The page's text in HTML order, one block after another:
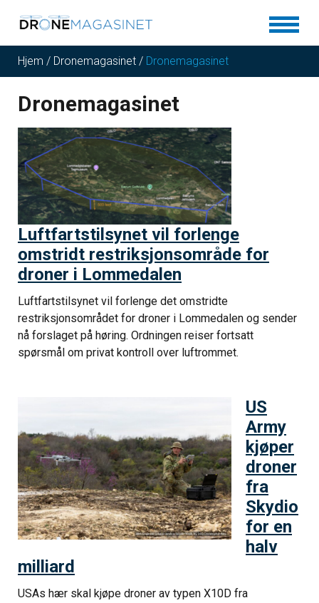
Hjem / Dronemagasinet / Dronemagasinet
Dronemagasinet
Luftfartstilsynet vil forlenge
omstridt restriksjonsområde for
droner i Lommedalen
Luftfartstilsynet vil forlenge det omstridte
restriksjonsområdet for droner i Lommedalen og sender
nå forslaget på høring. Ordningen reiser fortsatt
spørsmål om privat kontroll over luftrommet.
US
Army
kjøper
droner
fra
Skydio
for en
halv
milliard
USAs hær skal kjøpe droner av typen X10D fra